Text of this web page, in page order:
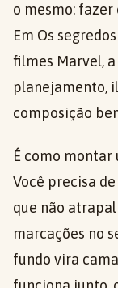
o mesmo:
Em Os
filmes Marvel,
planejamento,
composição
É como
Você precisa
que não
marcações no
fundo vira